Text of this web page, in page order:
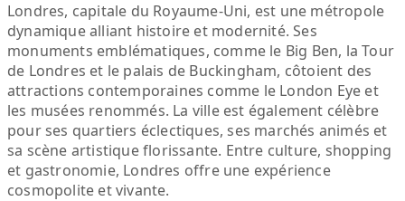
Londres, capitale du Royaume-Uni, est une métropole
dynamique alliant histoire et modernité. Ses
monuments emblématiques, comme le Big Ben, la Tour
de Londres et le palais de Buckingham, côtoient des
attractions contemporaines comme le London Eye et
les musées renommés. La ville est également célèbre
pour ses quartiers éclectiques, ses marchés animés et
sa scène artistique florissante. Entre culture, shopping
et gastronomie, Londres offre une expérience
cosmopolite et vivante.